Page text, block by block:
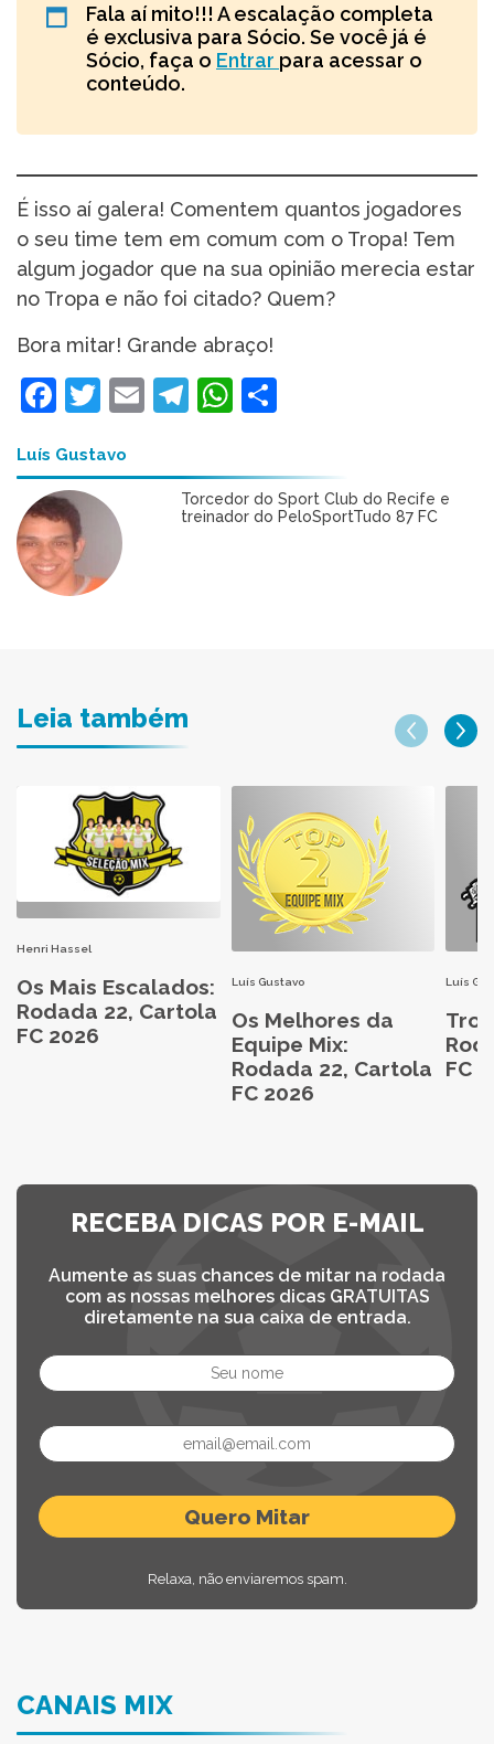
Fala aí mito!!! A escalação completa
é exclusiva para Sócio. Se você já é
Sócio, faça o Entrar para acessar o
conteúdo.
É isso aí galera! Comentem quantos jogadores
o seu time tem em comum com o Tropa! Tem
algum jogador que na sua opinião merecia estar
no Tropa e não foi citado? Quem?
Bora mitar! Grande abraço!
Facebook
Twitter
EmailTelegram
WhatsApp
Luís Gustavo
Torcedor do Sport Club do Recife e
treinador do PeloSportTudo 87 FC
Leia também
Henri Hassel
Os Mais Escalados:
Rodada 22, Cartola
FC 2026
Luís Gustavo
Os Melhores da
Equipe Mix:
Rodada 22, Cartola
FC 2026
Luís
FC
RECEBA DICAS POR E-MAIL
Aumente as suas chances de mitar na rodada
com as nossas melhores dicas GRATUITAS
diretamente na sua caixa de entrada.
Relaxa, não enviaremos spam.
CANAIS MIX